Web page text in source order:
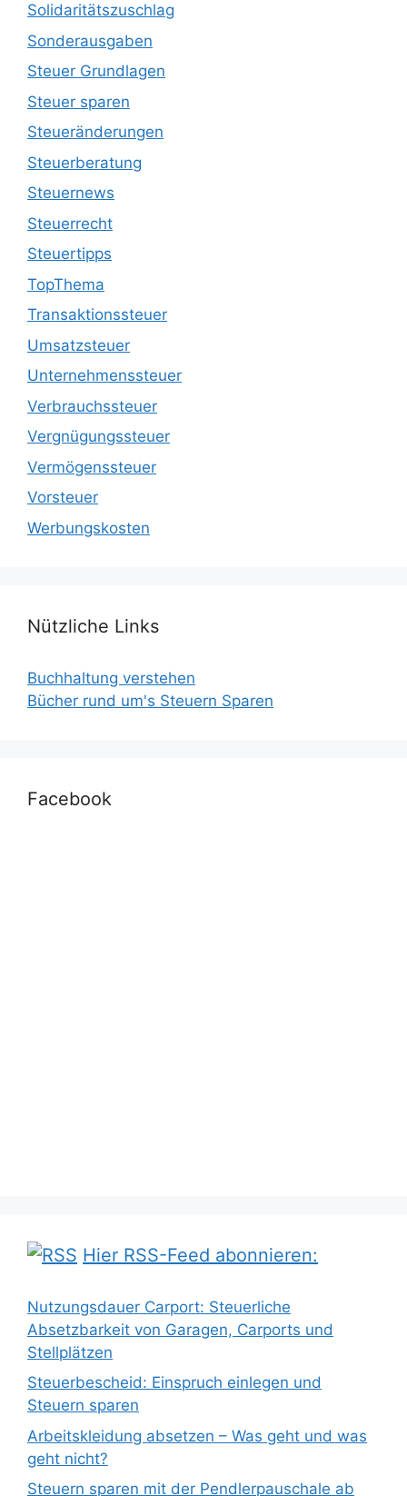
Solidaritätszuschlag
Sonderausgaben
Steuer Grundlagen
Steuer sparen
Steueränderungen
Steuerberatung
Steuernews
Steuerrecht
Steuertipps
TopThema
Transaktionssteuer
Umsatzsteuer
Unternehmenssteuer
Verbrauchssteuer
Vergnügungssteuer
Vermögenssteuer
Vorsteuer
Werbungskosten
Nützliche Links
Buchhaltung verstehen
Bücher rund um's Steuern Sparen
Facebook
Hier RSS-Feed abonnieren:
Nutzungsdauer Carport: Steuerliche
Absetzbarkeit von Garagen, Carports und
Stellplätzen
Steuerbescheid: Einspruch einlegen und
Steuern sparen
Arbeitskleidung absetzen – Was geht und was
geht nicht?
Steuern sparen mit der Pendlerpauschale ab